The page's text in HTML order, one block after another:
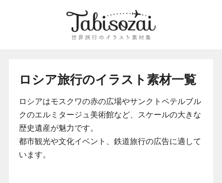
ロシア旅行のイラスト素材一覧
ロシアはモスクワの赤の広場やサンクトペテルブル
クのエルミタージュ美術館など、スケールの大きな
歴史遺産が魅力です。
都市観光や文化イベント、鉄道旅行の広告に適して
います。